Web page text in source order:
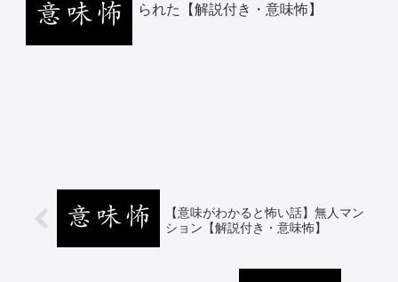
られた【解説付き・意味怖】
【意味がわかると怖い話】無人マン
ション【解説付き・意味怖】